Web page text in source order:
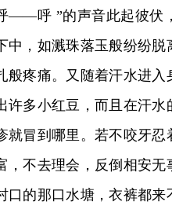
呼 ”的声音此起彼伏，
中，如溅珠落玉般纷纷脱
般疼痛。又随着汗水进
许多小红豆，而且在汗
就冒到哪里。若不咬牙
，不去理会，反倒相安
口的那口水塘，衣裤都来